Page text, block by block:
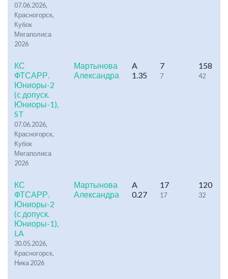
07.06.2026,
Красногорск,
Кубок
Мегаполиса
2026
КС
ФТСАРР.
Юниоры-2
(с допуск.
Юниоры-1),
ST
07.06.2026,
Красногорск,
Кубок
Мегаполиса
2026
Мартынова
Александра
A
1.35
7
7
158
42
КС
ФТСАРР.
Юниоры-2
(с допуск.
Юниоры-1),
LA
30.05.2026,
Красногорск,
Ника 2026
Мартынова
Александра
A
0.27
17
17
120
32